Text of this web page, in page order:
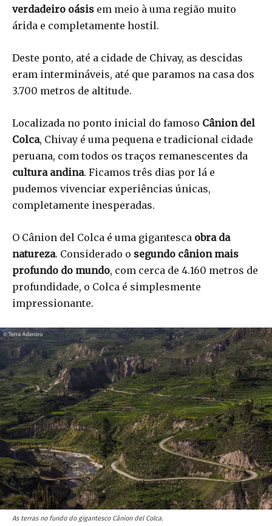
verdadeiro oásis em meio à uma região muito
árida e completamente hostil.
Deste ponto, até a cidade de Chivay, as descidas
eram intermináveis, até que paramos na casa dos
3.700 metros de altitude.
Localizada no ponto inicial do famoso Cânion del
Colca, Chivay é uma pequena e tradicional cidade
peruana, com todos os traços remanescentes da
cultura andina. Ficamos três dias por lá e
pudemos vivenciar experiências únicas,
completamente inesperadas.
O Cânion del Colca é uma gigantesca obra da
natureza. Considerado o segundo cânion mais
profundo do mundo, com cerca de 4.160 metros de
profundidade, o Colca é simplesmente
impressionante.
As terras no fundo do gigantesco Cânion del Colca.